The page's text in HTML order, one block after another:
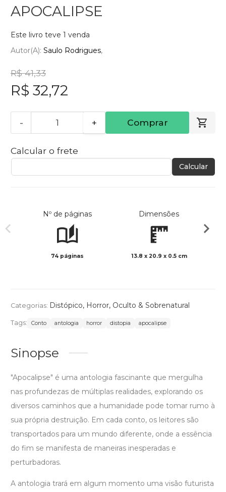
APOCALIPSE
Este livro teve 1 venda
Autor(a): Saulo Rodrigues
R$ 41,33
R$ 32,72
- + Comprar
Calcular o frete
Calcular
Nº de páginas
74 páginas
Dimensões
13.8 x 20.9 x 0.5 cm
Categorias: Distópico, Horror, Oculto & Sobrenatural
Tags: Conto antologia horror distopia apocalipse
Sinopse
"Apocalipse" é uma antologia fascinante que mergulha
nas profundezas de múltiplas realidades, explorando os
diversos caminhos que a humanidade pode tomar rumo à
sua própria destruição. Em cada conto, os leitores são
transportados para um mundo diferente, onde a essência
do fim se manifesta de maneiras inesperadas e
perturbadoras.
A antologia trará em algum momento uma visão futurista